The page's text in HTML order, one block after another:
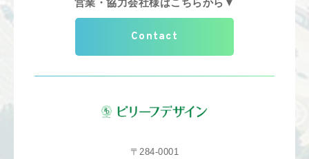
営業・協力会社様はこちらから▼
Contact
〒284-0001